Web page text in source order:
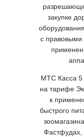
закупке
с правовыми
МТС Касса 5
на тарифе
к
быстрого
Фастфудах,